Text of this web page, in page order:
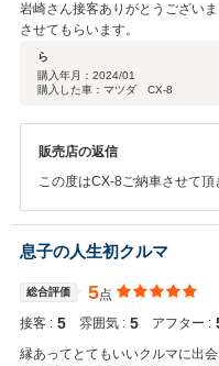
岩崎さん接客ありがとうござい
させてもらいます。
ら
購入年月： 2024/01
購入した車：マツダ CX-8
販売店の返信
この度はCX-8ご納車させて
うぞ宜しくお願い致します。
息子の人生初クルマ
総合評価 5点
接客 : 5 雰囲気 : 5 アフター :
縁あってとてもいいクルマに出